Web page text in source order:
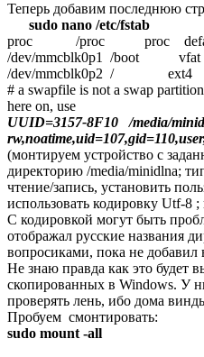
Теперь добавим последнюю
sudo nano /etc/fstab
proc /proc proc
/dev/mmcblk0p1 /boot
/dev/mmcblk0p2 / ext4
# a swapfile is not a swap
here on, use
UUID=3157-8F10 /media/
(монтируем устройство с
директорию /media/minidlna;
чтение/запись, установить
использовать кодировку Utf-8
С кодировкой могут быть
отображал русские названия
вопросиками, пока не
Не знаю правда как это будет
скопированных в Windows. У
проверять лень, ибо дома
Пробуем смонтировать:
sudo mount -all